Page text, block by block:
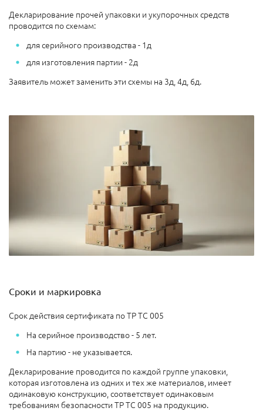
Декларирование прочей упаковки и укупорочных средств
проводится по схемам:
для серийного производства - 1д
для изготовления партии - 2д
Заявитель может заменить эти схемы на 3д, 4д, 6д.
Сроки и маркировка
Срок действия сертификата по ТР ТС 005
На серийное производство - 5 лет.
На партию - не указывается.
Декларирование проводится по каждой группе упаковки,
которая изготовлена из одних и тех же материалов, имеет
одинаковую конструкцию, соответствует одинаковым
требованиям безопасности ТР ТС 005 на продукцию.